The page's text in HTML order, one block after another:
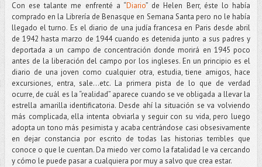
Con ese talante me enfrenté a “Diario” de Helen Berr, éste lo había
comprado en la Librería de Benasque en Semana Santa pero no le había
llegado el turno. Es el diario de una judía francesa en Paris desde abril
de 1942 hasta marzo de 1944 cuando es detenida junto a sus padres y
deportada a un campo de concentración donde morirá en 1945 poco
antes de la liberación del campo por los ingleses. En un principio es el
diario de una joven como cualquier otra, estudia, tiene amigos, hace
excursiones, entra, sale...etc. La primera pista de lo que de verdad
ocurre, de cuál es la “realidad” aparece cuando se ve obligada a llevar la
estrella amarilla identificatoria. Desde ahí la situación se va volviendo
más complicada, ella intenta obviarla y seguir con su vida, pero luego
adopta un tono más pesimista y acaba centrándose casi obsesivamente
en dejar constancia por escrito de todas las historias terribles que
conoce o que le cuentan. Da miedo ver como la fatalidad le va cercando
y cómo le puede pasar a cualquiera por muy a salvo que crea estar.